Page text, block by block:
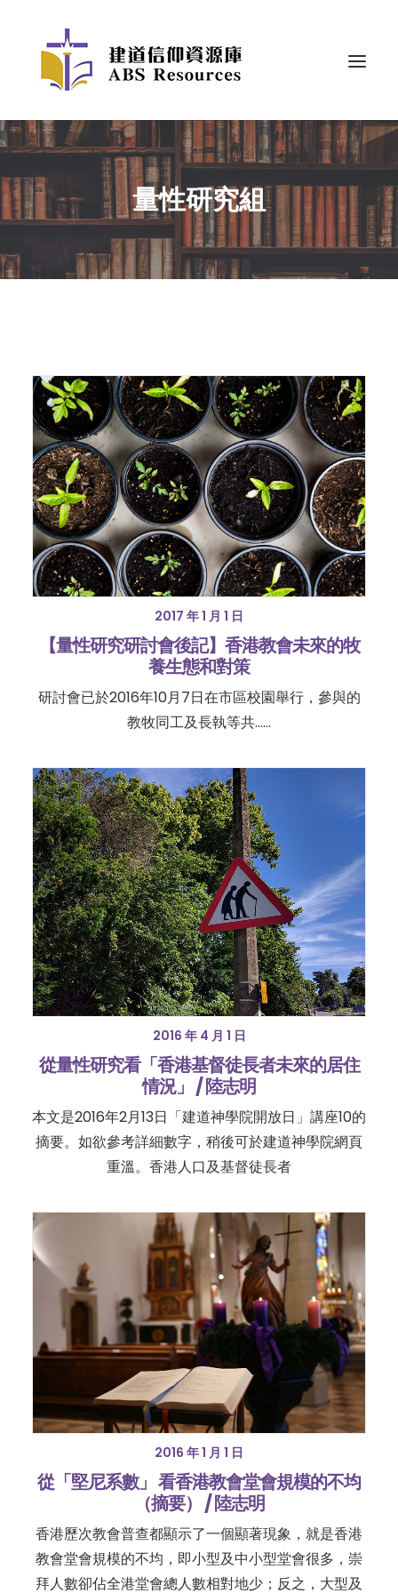
量性研究組
2017 年 1 月 1 日
【量性研究研討會後記】香港教會未來的牧
養生態和對策
研討會已於2016年10月7日在市區校園舉行，參與的
教牧同工及長執等共……
2016 年 4 月 1 日
從量性研究看「香港基督徒長者未來的居住
情況」 / 陸志明
本文是2016年2月13日「建道神學院開放日」講座10的
摘要。如欲參考詳細數字，稍後可於建道神學院網頁
重溫。香港人口及基督徒長者
2016 年 1 月 1 日
從「堅尼系數」 看香港教會堂會規模的不均
（摘要） / 陸志明
香港歷次教會普查都顯示了一個顯著現象，就是香港
教會堂會規模的不均，即小型及中小型堂會很多，崇
拜人數卻佔全港堂會總人數相對地少；反之，大型及